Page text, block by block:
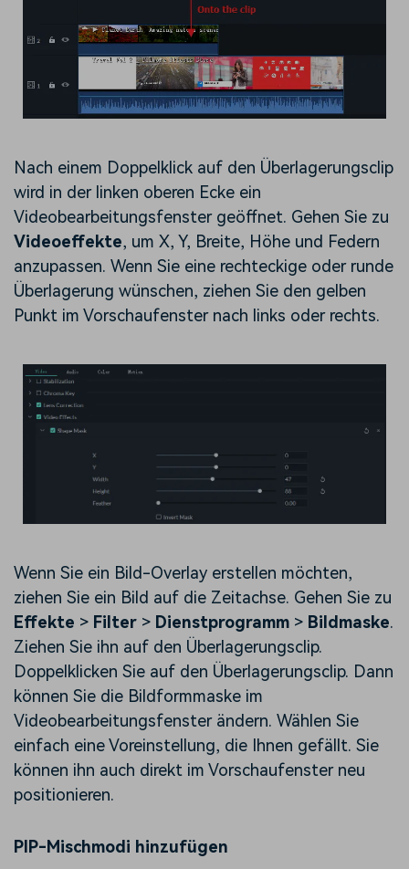
Nach einem Doppelklick auf den Überlagerungsclip
wird in der linken oberen Ecke ein
Videobearbeitungsfenster geöffnet. Gehen Sie zu
Videoeffekte, um X, Y, Breite, Höhe und Federn
anzupassen. Wenn Sie eine rechteckige oder runde
Überlagerung wünschen, ziehen Sie den gelben
Punkt im Vorschaufenster nach links oder rechts.
Wenn Sie ein Bild-Overlay erstellen möchten,
ziehen Sie ein Bild auf die Zeitachse. Gehen Sie zu
Effekte > Filter > Dienstprogramm > Bildmaske.
Ziehen Sie ihn auf den Überlagerungsclip.
Doppelklicken Sie auf den Überlagerungsclip. Dann
können Sie die Bildformmaske im
Videobearbeitungsfenster ändern. Wählen Sie
einfach eine Voreinstellung, die Ihnen gefällt. Sie
können ihn auch direkt im Vorschaufenster neu
positionieren.
PIP-Mischmodi hinzufügen